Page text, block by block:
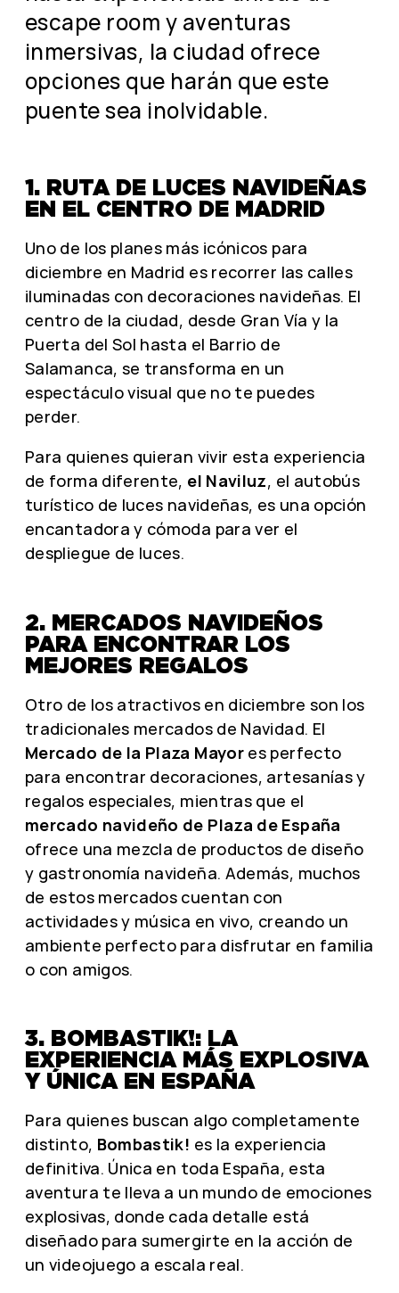
escape room y aventuras
inmersivas, la ciudad ofrece
opciones que harán que este
puente sea inolvidable.
1. RUTA DE LUCES NAVIDEÑAS
EN EL CENTRO DE MADRID
Uno de los planes más icónicos para
diciembre en Madrid es recorrer las calles
iluminadas con decoraciones navideñas. El
centro de la ciudad, desde Gran Vía y la
Puerta del Sol hasta el Barrio de
Salamanca, se transforma en un
espectáculo visual que no te puedes
perder.
Para quienes quieran vivir esta experiencia
de forma diferente, el Naviluz, el autobús
turístico de luces navideñas, es una opción
encantadora y cómoda para ver el
despliegue de luces.
2. MERCADOS NAVIDEÑOS
PARA ENCONTRAR LOS
MEJORES REGALOS
Otro de los atractivos en diciembre son los
tradicionales mercados de Navidad. El
Mercado de la Plaza Mayor es perfecto
para encontrar decoraciones, artesanías y
regalos especiales, mientras que el
mercado navideño de Plaza de España
ofrece una mezcla de productos de diseño
y gastronomía navideña. Además, muchos
de estos mercados cuentan con
actividades y música en vivo, creando un
ambiente perfecto para disfrutar en familia
o con amigos.
3. BOMBASTIK!: LA
EXPERIENCIA MÁS EXPLOSIVA
Y ÚNICA EN ESPAÑA
Para quienes buscan algo completamente
distinto, Bombastik! es la experiencia
definitiva. Única en toda España, esta
aventura te lleva a un mundo de emociones
explosivas, donde cada detalle está
diseñado para sumergirte en la acción de
un videojuego a escala real.